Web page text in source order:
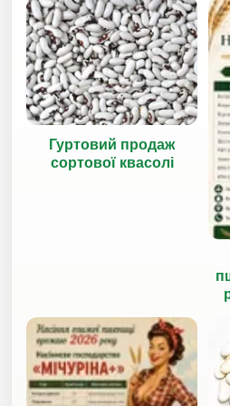
Гуртовий продаж
сортової квасолі